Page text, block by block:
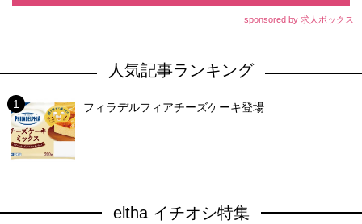
sponsored by 求人ボックス
人気記事ランキング
フィラデルフィアチーズケーキ登場
eltha イチオシ特集